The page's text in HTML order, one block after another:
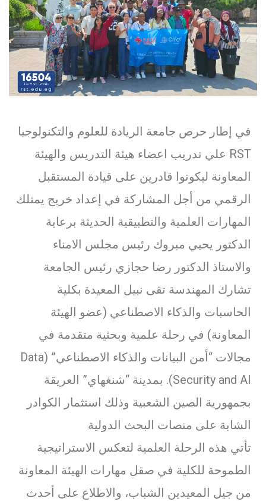
في إطار حرص جامعة الريادة للعلوم والتكنولوجيا
RST علي تدريب اعضاء هيئة التدريس والهيئة
المعاونة ليكونوا قادرين على قيادة المستقبل
الرقمي من أجل المشاركة في إعداد خريج يمتلك
المهارات العلمية والتطبيقية الحديثة برعاية
الدكتور يحيي مبروك رئيس مجلس الامناء
والاستاذ الدكتور رضا حجازي رئيس الجامعة
تشارك المهندسة تقى نبيل المعيدة بكلية
الحاسبات والذكاء الاصطناعي (عضو الهيئة
المعاونة) في رحلة علمية وبحثية متقدمة في
مجالات “أمن البيانات والذكاء الاصطناعي” (Data
Security and AI). بمدينة “شنغهاي” العريقة
بجمهورية الصين الشعبية وذلك استثمار الكوادر
الشابة على منصات البحث الدولية
تأتي هذه الرحلة العلمية لتعكس الاستراتيجية
الطموحة للكلية في صقل مهارات الهيئة المعاونة
من جيل المعيدين الشباب، والاطلاع على أحدث